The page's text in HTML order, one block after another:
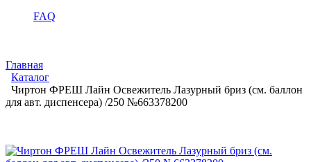
FAQ
Главная
Каталог
Чиртон ФРЕШ Лайн Освежитель Лазурный бриз (см. баллон
для авт. диспенсера) /250 №663378200